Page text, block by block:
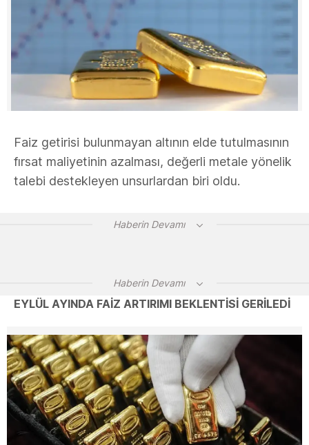
Faiz getirisi bulunmayan altının elde tutulmasının
fırsat maliyetinin azalması, değerli metale yönelik
talebi destekleyen unsurlardan biri oldu.
Haberin Devamı
Haberin Devamı
EYLÜL AYINDA FAİZ ARTIRIMI BEKLENTİSİ GERİLEDİ